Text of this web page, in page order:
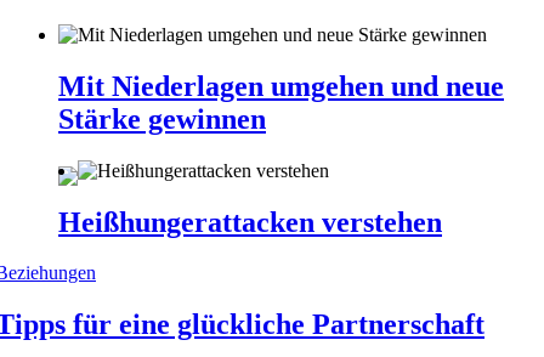
Mit Niederlagen umgehen und neue
Stärke gewinnen
Heißhungerattacken verstehen
für eine glückliche Partnerschaft